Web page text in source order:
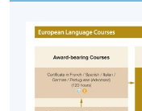
修業期
10 講, 30小時